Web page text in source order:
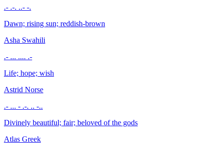
.- .-. ..- -.
Dawn; rising sun; reddish-brown
Asha Swahili
.- ... .... .-
Life; hope; wish
Astrid Norse
.- ... - .-. .. -..
Divinely beautiful; fair; beloved of the gods
Atlas Greek